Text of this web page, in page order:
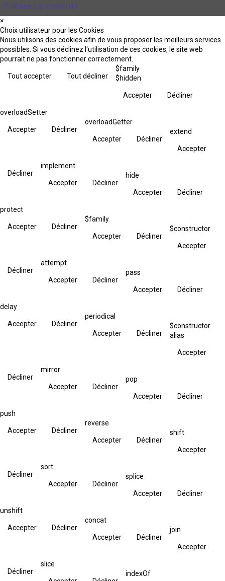
Politique d’accessibilité
×
Choix utilisateur pour les Cookies
Nous utilisons des cookies afin de vous proposer les meilleurs services
possibles. Si vous déclinez l'utilisation de ces cookies, le site web
pourrait ne pas fonctionner correctement.
Tout accepter Tout décliner
$family
$hidden
Accepter Décliner
overloadSetter
Accepter Décliner
overloadGetter
Accepter Décliner
extend
Accepter
Décliner
implement
Accepter Décliner
hide
Accepter Décliner
protect
Accepter Décliner
$family
Accepter Décliner
$constructor
Accepter
Décliner
attempt
Accepter Décliner
pass
Accepter Décliner
delay
Accepter Décliner
periodical
Accepter Décliner
$constructor
alias
Accepter
Décliner
mirror
Accepter Décliner
pop
Accepter Décliner
push
Accepter Décliner
reverse
Accepter Décliner
shift
Accepter
Décliner
sort
Accepter Décliner
splice
Accepter Décliner
unshift
Accepter Décliner
concat
Accepter Décliner
join
Accepter
Décliner
slice
indexOf